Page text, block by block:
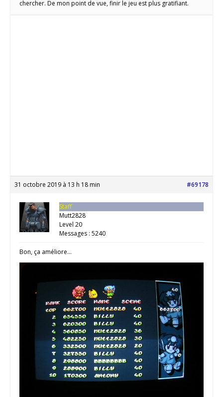
chercher. De mon point de vue, finir le jeu est plus gratifiant.
31 octobre 2019 à 13 h 18 min #69178
Staff
Mutt2828
Level 20
Messages : 5240
Bon, ça améliore…